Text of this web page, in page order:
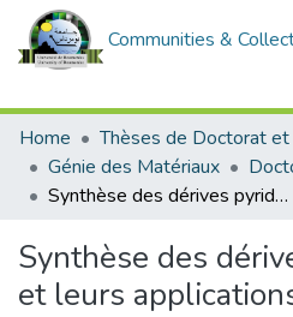
Communities &
Home
Génie des Matériaux
Synthèse des dérives pyridiniques et leurs applications
Synthèse des
et leurs